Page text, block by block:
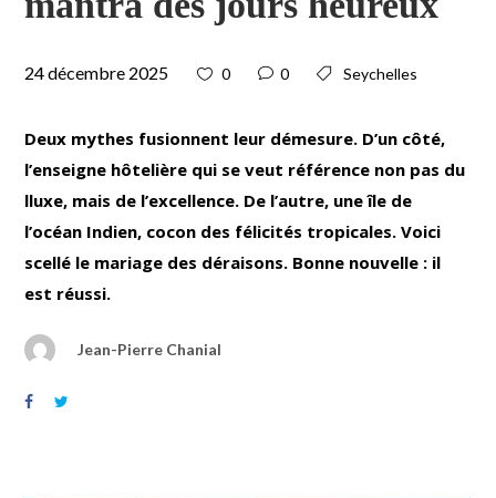
24 décembre 2025 0 0 Seychelles
Deux mythes fusionnent leur démesure. D’un côté,
l’enseigne hôtelière qui se veut référence non pas du
lluxe, mais de l’excellence. De l’autre, une île de
l’océan Indien, cocon des félicités tropicales. Voici
scellé le mariage des déraisons. Bonne nouvelle : il
est réussi.
Jean-Pierre Chanial